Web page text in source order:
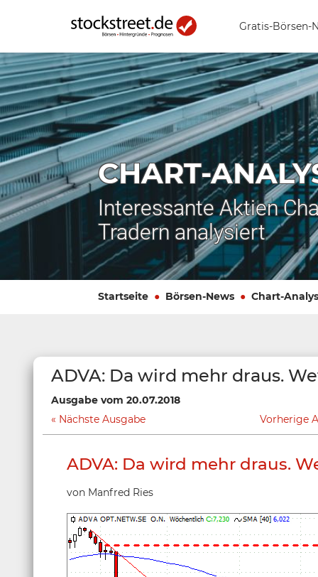
Gratis-Börsen-
CHART-
Interessante Aktien
Tradern analysiert
Startseite Börsen-News Chart-
ADVA: Da wird mehr draus.
Ausgabe vom 20.07.2018
Nächste Ausgabe
Vorherige
ADVA: Da wird mehr draus.
von Manfred Ries